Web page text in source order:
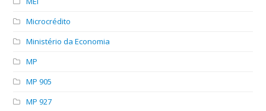
Microcrédito
Ministério da Economia
MP
MP 905
MP 927